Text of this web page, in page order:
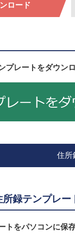
ロード
プレートをダウン
住所
録テンプレー
トをパソコンに保